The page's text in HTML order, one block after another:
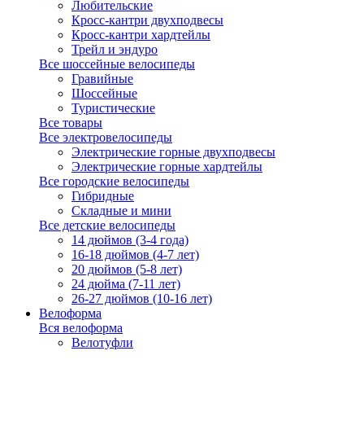
Любительские
Кросс-кантри двухподвесы
Кросс-кантри хардтейлы
Трейл и эндуро
Все шоссейные велосипеды
Гравийные
Шоссейные
Туристические
Все товары
Все электровелосипеды
Электрические горные двухподвесы
Электрические горные хардтейлы
Все городские велосипеды
Гибридные
Складные и мини
Все детские велосипеды
14 дюймов (3-4 года)
16-18 дюймов (4-7 лет)
20 дюймов (5-8 лет)
24 дюйма (7-11 лет)
26-27 дюймов (10-16 лет)
Велоформа
Вся велоформа
Велотуфли